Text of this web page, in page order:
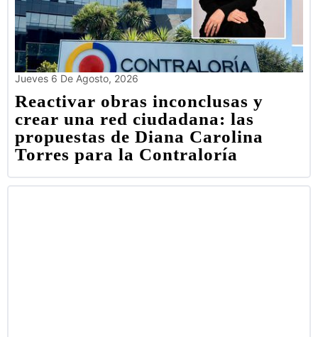
Jueves 6 De Agosto, 2026
Reactivar obras inconclusas y
crear una red ciudadana: las
propuestas de Diana Carolina
Torres para la Contraloría